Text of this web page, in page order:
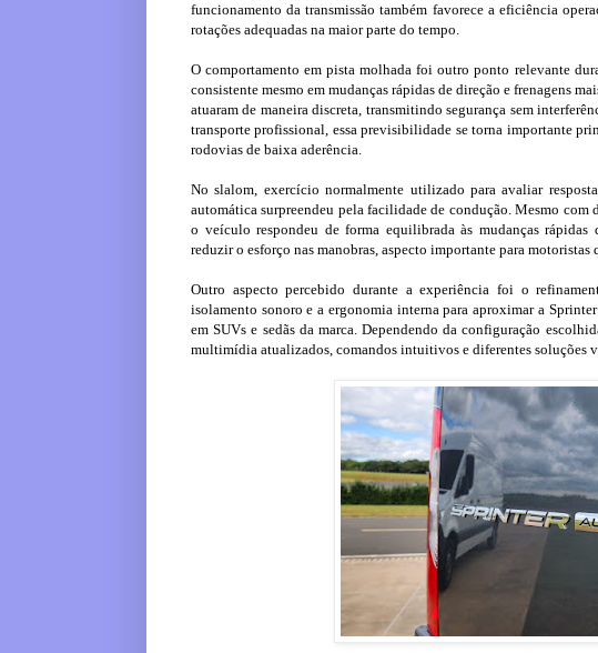
funcionamento da transmissão também favorece a eficiência
rotações adequadas na maior parte do tempo.
O comportamento em pista molhada foi outro ponto relevante
consistente mesmo em mudanças rápidas de direção e frenagens
atuaram de maneira discreta, transmitindo segurança sem
transporte profissional, essa previsibilidade se torna importante
rodovias de baixa aderência.
No slalom, exercício normalmente utilizado para avaliar
automática surpreendeu pela facilidade de condução. Mesmo
o veículo respondeu de forma equilibrada às mudanças
reduzir o esforço nas manobras, aspecto importante para motoristas
Outro aspecto percebido durante a experiência foi o
isolamento sonoro e a ergonomia interna para aproximar a
em SUVs e sedãs da marca. Dependendo da configuração
multimídia atualizados, comandos intuitivos e diferentes soluções